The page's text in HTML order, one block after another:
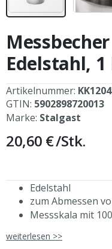
Anfang
der
Bildergalerie
springen
Edelstahl,
Artikelnummer:
GTIN: 5902898720013
Marke: Stalgast
20,60 €/Stk.
Edelstahl
zum Abmessen
Messskala mit
handlicher Henkel
weiterlesen >>